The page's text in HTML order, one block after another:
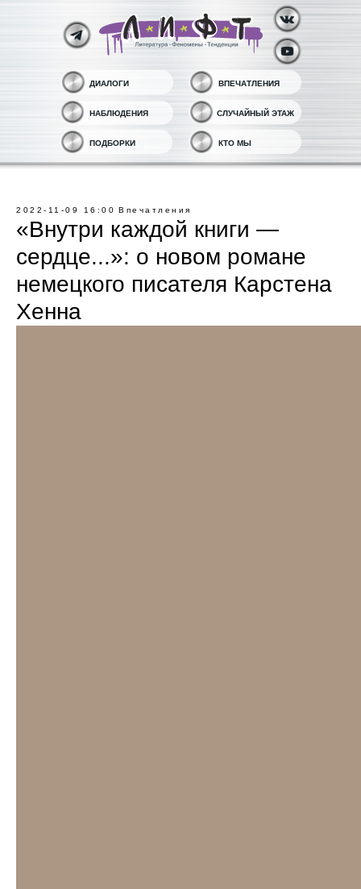
ДИАЛОГИ ВПЕЧАТЛЕНИЯ
НАБЛЮДЕНИЯ СЛУЧАЙНЫЙ ЭТАЖ
ПОДБОРКИ КТО МЫ
2022-11-09 16:00 Впечатления
«Внутри каждой книги —
сердце...»: о новом романе
немецкого писателя Карстена
Хенна